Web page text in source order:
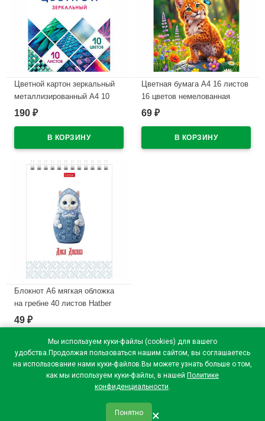
Мы используем куки-файлы (cookies) для вашего
удобства.Продолжая пользоваться нашим сайтом, вы соглашаетесь
на использование нами куки-файлов.Вы можете узнать больше о том,
как мы используем куки-файлы, в нашей Политике
конфиденциальности.
Понятно ×
Цветной картон зеркальный
металлизированный А4 10
листов 10 цветов
Мозаика в папке
арт.10Кц4мт_23734
В наличии
190 ₽
Цветная бумага А4 16 листов
16 цветов немелованная
двухсторонняя Hatber
арт.16Бц4_36117
69 ₽
Блокнот А6 мягкая обложка
на гребне 40 листов Hatber
Дива дивная клетка арт
40Б6В1гр
В наличии
49 ₽